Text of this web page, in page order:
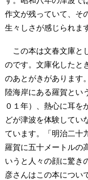
作文が残っていて、そ
生々しさが感じられま
この本は文春文庫と
のです。文庫化したと
のあとがきがあります
陸海岸にある羅賀とい
０１年）、熱心に耳を
どが津波を体験してい
ています。「明治二十
羅賀に五十メートルの
いうと人々の顔に驚き
彦さんはこの本につい